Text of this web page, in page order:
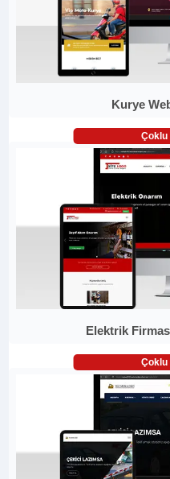
Kurye
Çoklu
Elektrik
Çoklu